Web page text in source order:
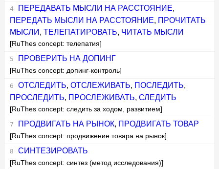
ПЕРЕДАВАТЬ МЫСЛИ НА РАССТОЯНИЕ,
ПЕРЕДАТЬ МЫСЛИ НА РАССТОЯНИЕ, ПРОЧИТАТЬ
МЫСЛИ ,ТЕЛЕПАТИРОВАТЬ, ЧИТАТЬ МЫСЛИ
[RuThes concept: телепатия]
ПРОВЕРИТЬ НА ДОПИНГ
[RuThes concept: допинг-контроль]
ОТСЛЕДИТЬ, ОТСЛЕЖИВАТЬ, ПОСЛЕДИТЬ,
ПРОСЛЕДИТЬ, ПРОСЛЕЖИВАТЬ,СЛЕДИТЬ
[RuThes concept: следить за ходом, развитием]
ПРОДВИГАТЬ НА РЫНОК, ПРОДВИГАТЬ ТОВАР
[RuThes concept: продвижение товара на рынок]
СИНТЕЗИРОВАТЬ
[RuThes concept: синтез (метод исследования)]